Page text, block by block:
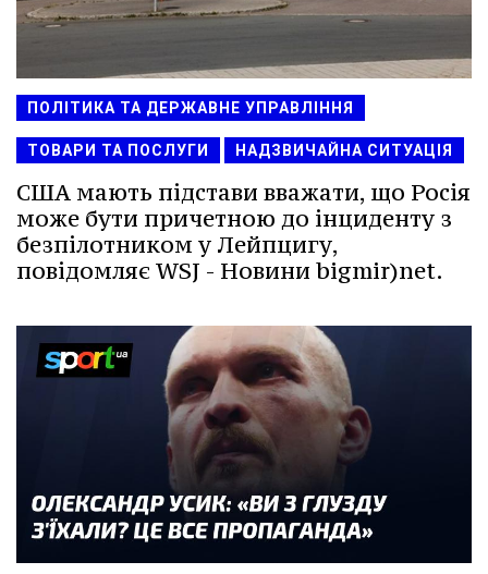
ПОЛІТИКА ТА ДЕРЖАВНЕ УПРАВЛІННЯ
ТОВАРИ ТА ПОСЛУГИ НАДЗВИЧАЙНА СИТУАЦІЯ
США мають підстави вважати, що Росія
може бути причетною до інциденту з
безпілотником у Лейпцигу,
повідомляє WSJ - Новини bigmir)net.